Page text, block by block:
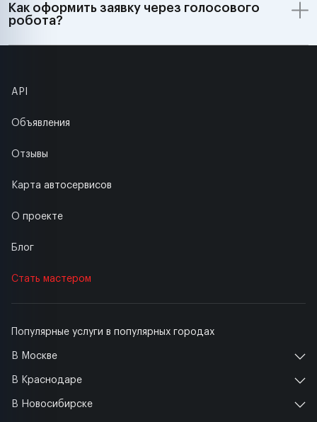
Как оформить заявку через голосового
робота?
Популярные услуги в популярных городах
В Москве
В Краснодаре
В Новосибирске
API
Объявления
Отзывы
Карта автосервисов
О проекте
Блог
Стать мастером